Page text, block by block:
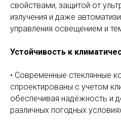
свойствами, защитой от
излучения и даже
управления освещением и
Устойчивость к
• Современные стеклянные
спроектированы с учетом
обеспечивая надёжность и
различных погодных